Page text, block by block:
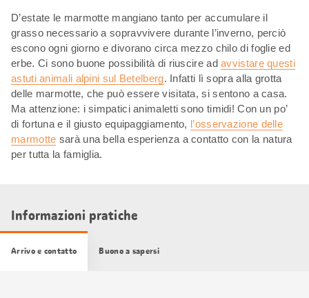
D’estate le marmotte mangiano tanto per accumulare il
grasso necessario a sopravvivere durante l’inverno, perciò
escono ogni giorno e divorano circa mezzo chilo di foglie ed
erbe. Ci sono buone possibilità di riuscire adavvistare questi
astuti animali alpini sul Betelberg. Infatti lì sopra alla grotta
delle marmotte, che può essere visitata, si sentono a casa.
Ma attenzione: i simpatici animaletti sono timidi! Con un po’
di fortuna e il giusto equipaggiamento, l’osservazione delle
marmotte sarà una bella esperienza a contatto con la natura
per tutta la famiglia.
Informazioni pratiche
Arrivo e contatto Buono a sapersi